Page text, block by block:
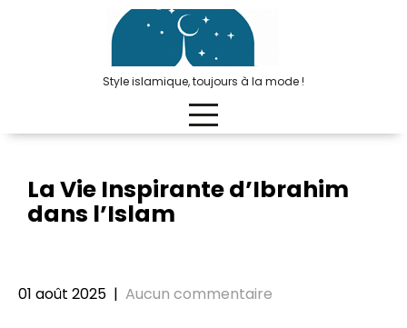
Style islamique, toujours à la mode !
La Vie Inspirante d’Ibrahim
dans l’Islam
01 août 2025 | Aucun commentaire